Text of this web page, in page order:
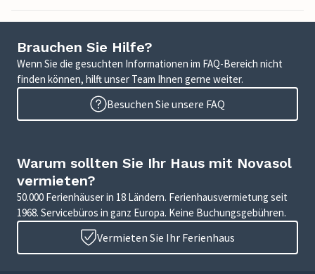
Brauchen Sie Hilfe?
Wenn Sie die gesuchten Informationen im FAQ-Bereich nicht
finden können, hilft unser Team Ihnen gerne weiter.
Besuchen Sie unsere FAQ
Warum sollten Sie Ihr Haus mit Novasol
vermieten?
50.000 Ferienhäuser in 18 Ländern. Ferienhausvermietung seit
1968. Servicebüros in ganz Europa. Keine Buchungsgebühren.
Vermieten Sie Ihr Ferienhaus